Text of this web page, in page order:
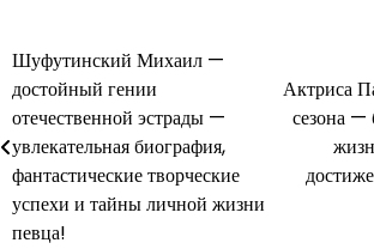
Навигация
по
записям
Шуфутинский Михаил —
достойный гении
отечественной эстрады —
увлекательная биография,
фантастические творческие
успехи и тайны личной жизни
певца!
Актриса
сезона —